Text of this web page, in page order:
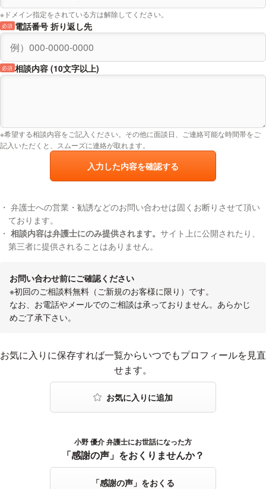
※ドメイン指定をされている方は解除してください。
電話番号 折り返し先
必須
相談内容 (10文字以上)
必須
※希望する相談内容をご記入ください。その他に面談日、ご連絡可能な時間帯をご
記入いただくと、スムーズに連絡が取れます。
入力した内容を確認する
弁護士への営業・勧誘などのお問い合わせは固くお断りさせて頂い
ております。
相談内容は弁護士にのみ提供されます。 サイト上に公開されたり、
第三者に提供されることはありません。
お問い合わせ前にご確認ください
※初回のご相談料無料（ご新規のお客様に限り）です。
なお、お電話やメールでのご相談は承っておりません。あらかじ
めご了承下さい。
お気に入りに登録する
お気に入りに保存すれば一覧からいつでもプロフィールを見直
せます。
感謝の声をおくる小野 優介 弁護士にお世話になった方
「感謝の声」をおくりませんか？
「感謝の声」をおくる